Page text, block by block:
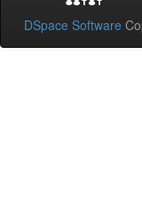
DSpace Software